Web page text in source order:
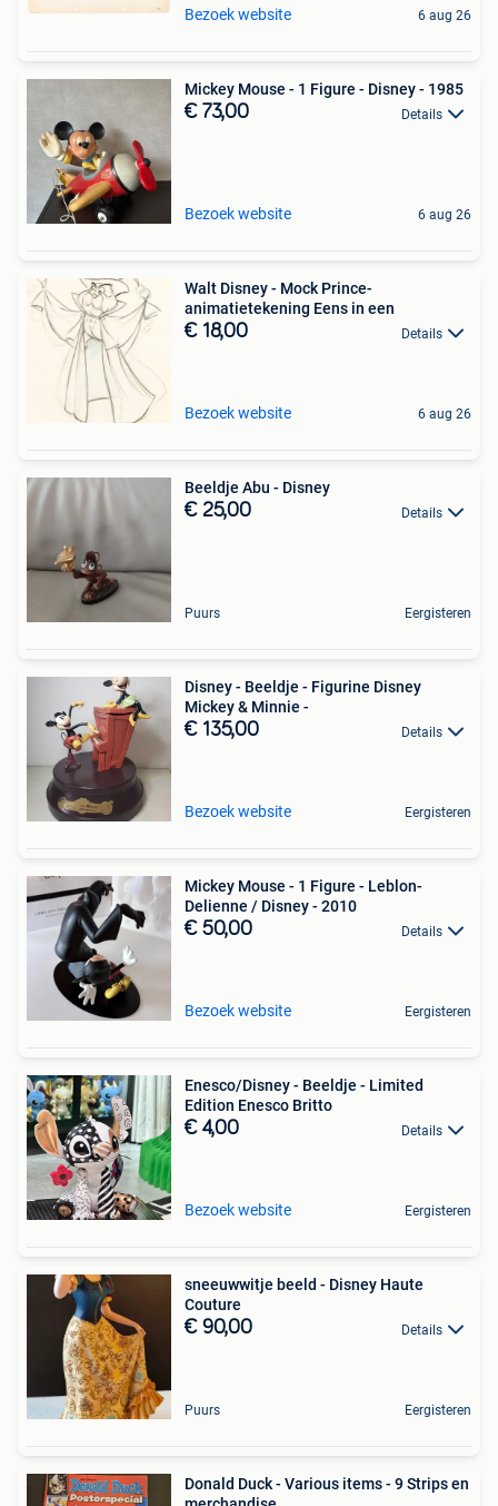
Bezoek website 6 aug 26
Mickey Mouse - 1 Figure - Disney - 1985
€ 73,00 Details
Bezoek website 6 aug 26
Walt Disney - Mock Prince-
animatietekening Eens in een
€ 18,00 Details
Bezoek website 6 aug 26
Beeldje Abu - Disney
€ 25,00 Details
Puurs Eergisteren
Disney - Beeldje - Figurine Disney
Mickey & Minnie -
€ 135,00 Details
Bezoek website Eergisteren
Mickey Mouse - 1 Figure - Leblon-
Delienne / Disney - 2010
€ 50,00 Details
Bezoek website Eergisteren
Enesco/Disney - Beeldje - Limited
Edition Enesco Britto
€ 4,00 Details
Bezoek website Eergisteren
sneeuwwitje beeld - Disney Haute
Couture
€ 90,00 Details
Puurs Eergisteren
Donald Duck - Various items - 9 Strips en